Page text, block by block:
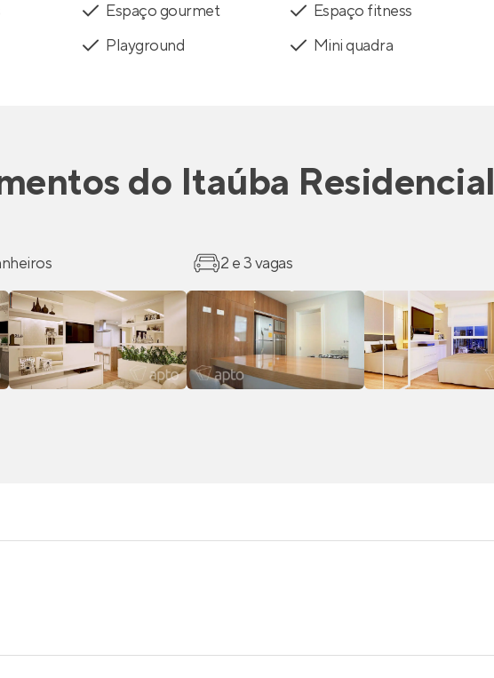
Espaço gourmet
Espaço fitness
Playground Mini quadra
do Itaúba Residencial
2 e 3 vagas